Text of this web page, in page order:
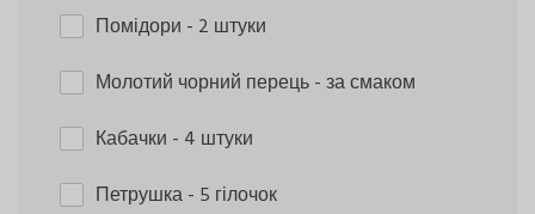
Помідори - 2 штуки
Молотий чорний перець- за смаком
Кабачки - 4 штуки
Петрушка- 5 гілочок